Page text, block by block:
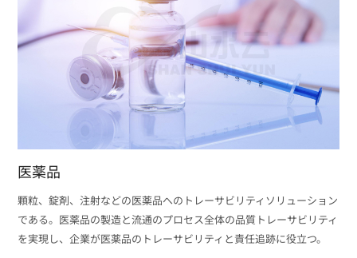
医薬品
顆粒、錠剤、注射などの医薬品へのトレーサビリティソリューション
である。医薬品の製造と流通のプロセス全体の品質トレーサビリティ
を実現し、企業が医薬品のトレーサビリティと責任追跡に役立つ。